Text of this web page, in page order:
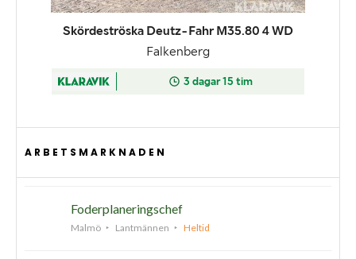
ARBETSMARKNADEN
Foderplaneringschef
Malmö Lantmännen Heltid